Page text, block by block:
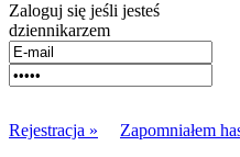
Zaloguj się jeśli jesteś
dziennikarzem
Rejestracja »
Zapomniałem